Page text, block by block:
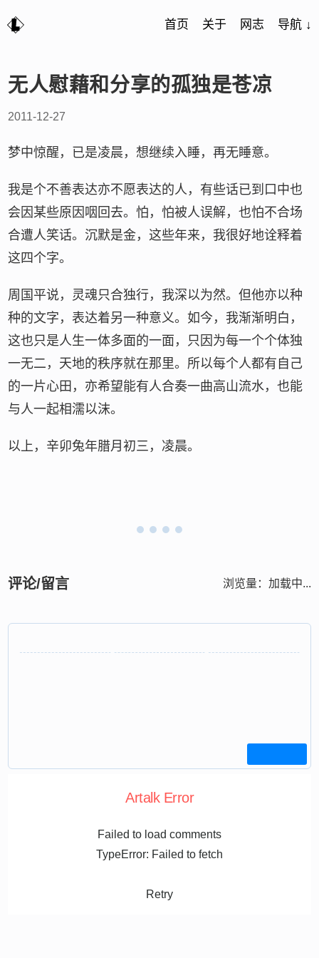
首页 关于 网志 导航 ↓
无人慰藉和分享的孤独是苍凉
2011-12-27
梦中惊醒，已是凌晨，想继续入睡，再无睡意。
我是个不善表达亦不愿表达的人，有些话已到口中也
会因某些原因咽回去。怕，怕被人误解，也怕不合场
合遭人笑话。沉默是金，这些年来，我很好地诠释着
这四个字。
周国平说，灵魂只合独行，我深以为然。但他亦以种
种的文字，表达着另一种意义。如今，我渐渐明白，
这也只是人生一体多面的一面，只因为每一个个体独
一无二，天地的秩序就在那里。所以每个人都有自己
的一片心田，亦希望能有人合奏一曲高山流水，也能
与人一起相濡以沫。
以上，辛卯兔年腊月初三，凌晨。
评论/留言 浏览量： 加载中...
Artalk Error
Failed to load comments
TypeError: Failed to fetch
Retry